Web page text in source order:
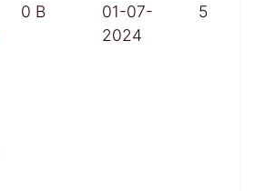
0 B
01-07-
2024
5